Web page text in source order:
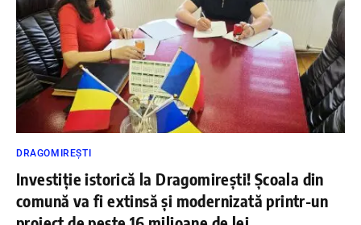
DRAGOMIREȘTI
Investiție istorică la Dragomirești! Școala din
comună va fi extinsă și modernizată printr-un